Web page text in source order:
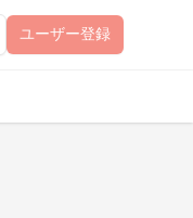
ユーザー登録